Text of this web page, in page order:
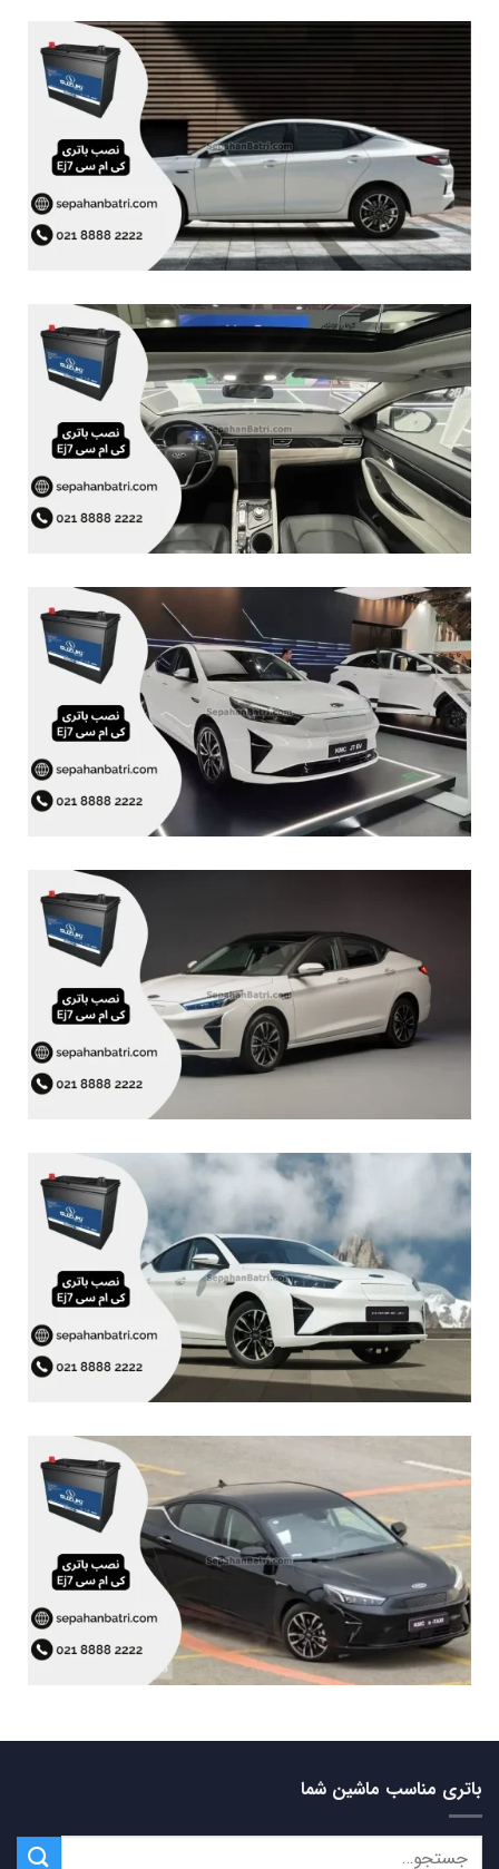
باتری مناسب ماشین شما